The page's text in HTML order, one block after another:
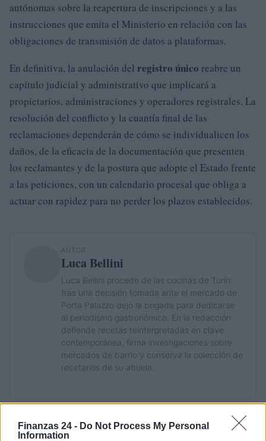
Finanzas 24 - Do Not Process My Personal
Information
autónomas sobre la reapertura de inscripciones y a las
instrucciones que emita el Ministerio en relación con las
obligaciones de transmisión de datos a plataformas.
En definitiva, la anulación del registro único reabre un
capítulo judicial y administrativo que implicará a
propietarios, administraciones y operadores registrales. La
resolución del conflicto y la cuantía final de las
reclamaciones dependerán de cómo se individualicen los
daños, de la eficacia de la documentación que presenten
los reclamantes y de la postura que adopte el Estado frente
a las peticiones, con un calendario procesal que obliga a
actuar con rapidez para no perder los plazos establecidos.
AUTOR
Luca Bellini
Luca Bellini procede de las cocinas de Turín:
tras una decisión tomada ante el mercado de
Porta Palazzo dejó la brigada para dedicarse
al periodismo gastronómico. En la redacción
defiende recetas reinterpretadas en clave
contemporánea, firma investigaciones sobre
mercados de barrio y conserva la colección de
recetarios de su abuela.